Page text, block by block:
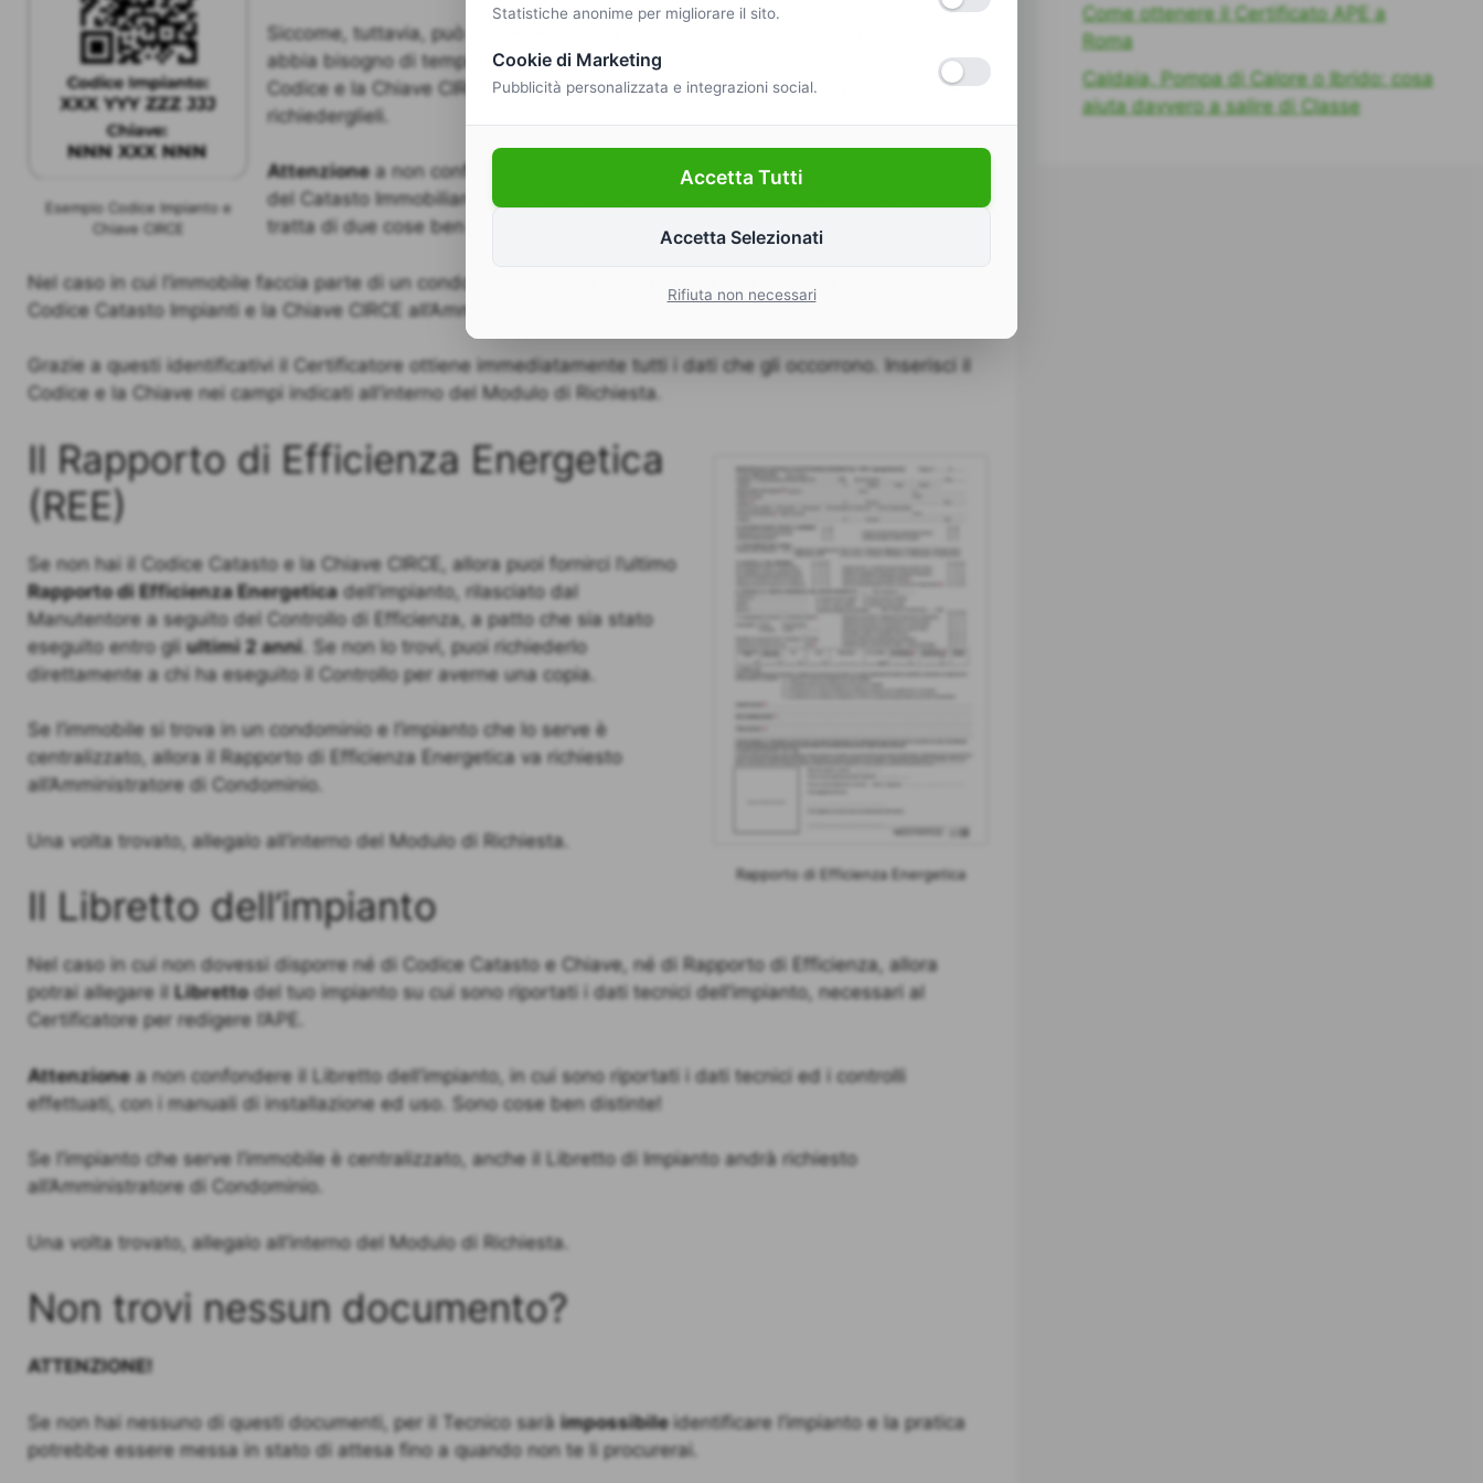
Esempio Codice Impianto e
Chiave CIRCE
Siccome, tuttavia, può succedere che, a seguito del Controllo, il Manutentore
abbia bisogno di tempi tecnici per la registrazione in Regione prima di ottenere il
Codice e la Chiave CIRCE, se non li trovi subito, contatta il tuo Manutentore per
richiederglieli.
Attenzionea non confondere il Codice del Catasto Impianti Termici con i codici
del Catasto Immobiliare, formati da numero di foglio, particella e subalterno! Si
tratta di due cose ben distinte.
Nel caso in cui l’immobile faccia parte di un condominio e l’impianto sia centralizzato, dovrai richiedere il
Codice Catasto Impianti e la Chiave CIRCE all’Amministratore di Condominio.
Grazie a questi identificativi il Certificatore ottiene immediatamente tutti i dati che gli occorrono. Inserisci il
Codice e la Chiave nei campi indicati all’interno del Modulo di Richiesta.
Rapporto di Efficienza Energetica
Il Rapporto di Efficienza Energetica
(REE)
Se non hai il Codice Catasto e la Chiave CIRCE, allora puoi fornirci l’ultimo
Rapporto di Efficienza Energeticadell’impianto, rilasciato dal
Manutentore a seguito del Controllo di Efficienza, a patto che sia stato
eseguito entro gliultimi 2 anni. Se non lo trovi, puoi richiederlo
direttamente a chi ha eseguito il Controllo per averne una copia.
Se l’immobile si trova in un condominio e l’impianto che lo serve è
centralizzato, allora il Rapporto di Efficienza Energetica va richiesto
all’Amministratore di Condominio.
Una volta trovato, allegalo all’interno del Modulo di Richiesta.
Il Libretto dell’impianto
Nel caso in cui non dovessi disporre né di Codice Catasto e Chiave, né di Rapporto di Efficienza, allora
potrai allegare il Librettodel tuo impianto su cui sono riportati i dati tecnici dell’impianto, necessari al
Certificatore per redigere l’APE.
Attenzionea non confondere il Libretto dell’impianto, in cui sono riportati i dati tecnici ed i controlli
effettuati, con i manuali di installazione ed uso. Sono cose ben distinte!
Se l’impianto che serve l’immobile è centralizzato, anche il Libretto di Impianto andrà richiesto
all’Amministratore di Condominio.
Una volta trovato, allegalo all’interno del Modulo di Richiesta.
Non trovi nessun documento?
ATTENZIONE!
Se non hai nessuno di questi documenti, per il Tecnico sarà impossibile identificare l’impianto e la pratica
potrebbe essere messa in stato di attesa fino a quando non te li procurerai.
Come ottenere il Certificato APE a
Roma
Caldaia, Pompa di Calore o Ibrido: cosa
aiuta davvero a salire di Classe
Statistiche anonime per migliorare il sito.
Cookie di Marketing
Pubblicità personalizzata e integrazioni social.
Accetta Tutti
Accetta Selezionati
Rifiuta non necessari